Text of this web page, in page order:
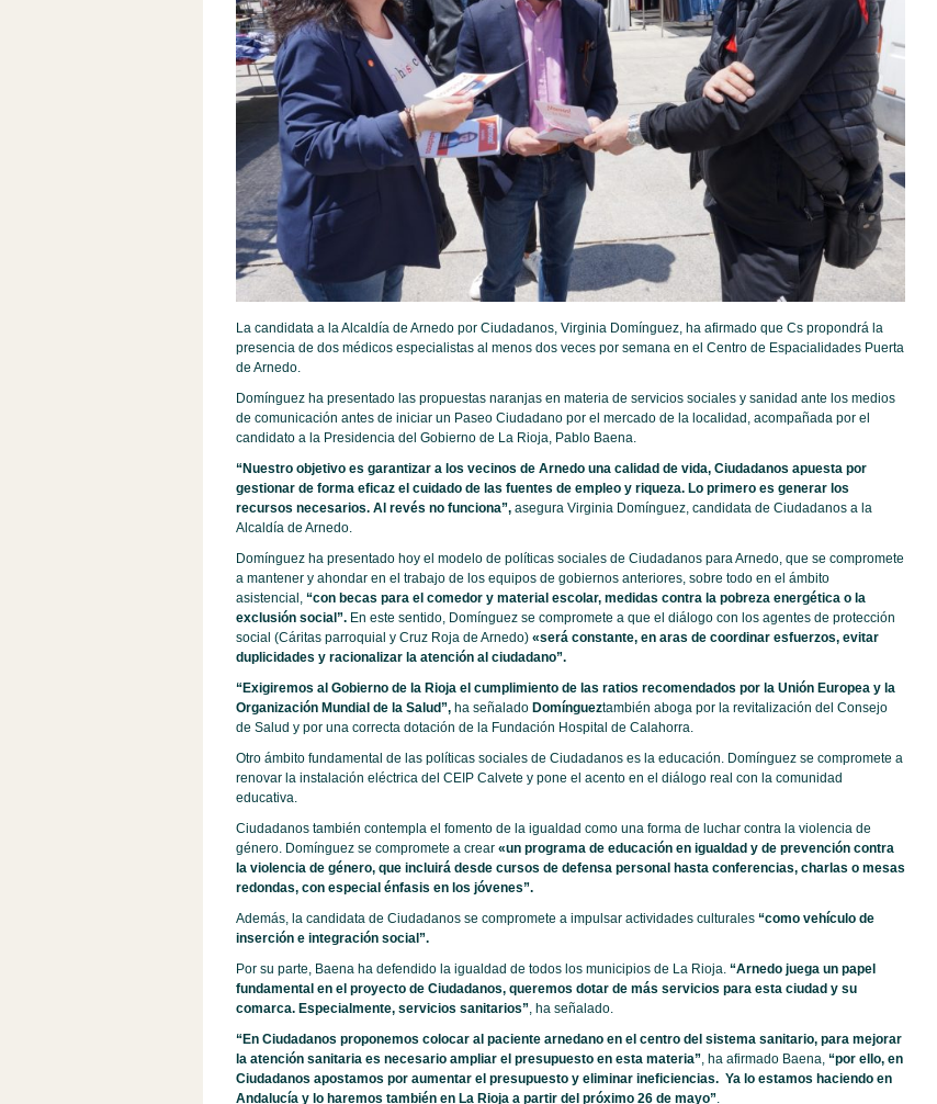
La candidata a la Alcaldía de Arnedo por Ciudadanos, Virginia Domínguez, ha afirmado que Cs propondrá la
presencia de dos médicos especialistas al menos dos veces por semana en el Centro de Espacialidades Puerta
de Arnedo.
Domínguez ha presentado las propuestas naranjas en materia de servicios sociales y sanidad ante los medios
de comunicación antes de iniciar un Paseo Ciudadano por el mercado de la localidad, acompañada por el
candidato a la Presidencia del Gobierno de La Rioja, Pablo Baena.
“Nuestro objetivo es garantizar a los vecinos de Arnedo unacalidad de vida,Ciudadanos apuesta por
gestionar de forma eficaz el cuidado de las fuentes de empleo y riqueza. Lo primero es generar los
recursos necesarios. Al revés no funciona”,asegura Virginia Domínguez, candidata de Ciudadanos a la
Alcaldía de Arnedo.
Domínguez ha presentado hoy el modelo de políticas sociales de Ciudadanos para Arnedo, que se compromete
a mantener y ahondar en el trabajo de los equipos de gobiernos anteriores, sobre todo en el ámbito
asistencial, “con becas para el comedor y material escolar, medidas contra la pobreza energética o la
exclusión social”.En este sentido, Domínguez se compromete a que el diálogo con los agentes de protección
social (Cáritas parroquial y Cruz Roja de Arnedo) «será constante, en aras de coordinar esfuerzos, evitar
duplicidades y racionalizar la atención al ciudadano”.
“Exigiremos al Gobierno de la Rioja el cumplimiento de las ratios recomendados por la Unión Europea y la
Organización Mundial de la Salud”, ha señaladoDomíngueztambién aboga por la revitalización del Consejo
de Salud y por una correcta dotación de la Fundación Hospital de Calahorra.
Otro ámbito fundamental de las políticas sociales de Ciudadanos es la educación. Domínguez se compromete a
renovar la instalación eléctrica del CEIP Calvete y pone el acento en el diálogo real con la comunidad
educativa.
Ciudadanos también contempla el fomento de la igualdad como una forma de luchar contra la violencia de
género. Domínguez se compromete a crear «un programa de educación en igualdad y de prevención contra
la violencia de género, que incluirá desde cursos de defensa personal hasta conferencias, charlas o mesas
redondas, con especial énfasis en los jóvenes”.
Además, la candidata de Ciudadanos se compromete a impulsar actividades culturales “como vehículo de
inserción e integración social”.
Por su parte, Baena ha defendido la igualdad de todos los municipios de La Rioja.“Arnedo juega un papel
fundamental en el proyecto de Ciudadanos, queremos dotar de más servicios para esta ciudad y su
comarca. Especialmente, servicios sanitarios”, ha señalado.
“En Ciudadanos proponemos colocar al paciente arnedano en el centro del sistema sanitario, para mejorar
la atención sanitaria es necesario ampliar el presupuesto en esta materia”, ha afirmado Baena, “por ello, en
Ciudadanos apostamos por aumentar el presupuesto y eliminar ineficiencias. Ya lo estamos haciendo en
Andalucía y lo haremos también en La Rioja a partir del próximo 26 de mayo”.